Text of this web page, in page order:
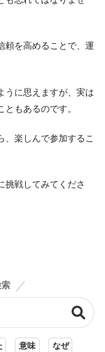
頼を高めることで、運
うに思えますが、実は
もあるのです。
、楽しんで参加するこ
挑戦してみてくださ
意味 なぜ